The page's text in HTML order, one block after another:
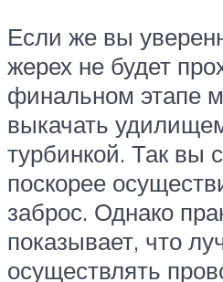
Если же вы
жерех не будет
финальном этапе
выкачать
турбинкой. Так вы
поскорее
заброс. Однако
показывает, что
осуществлять